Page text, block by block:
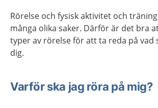
Rörelse och fysisk aktivitet och
många olika saker. Därför är det bra
typer av rörelse för att ta reda på vad
dig.
Varför ska jag röra på mig?